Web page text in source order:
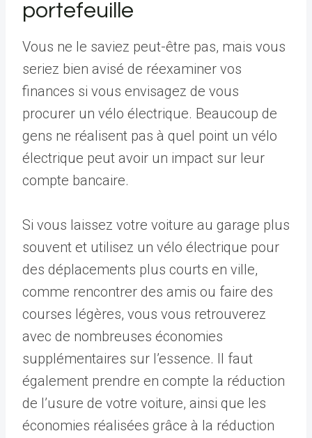
portefeuille
Vous ne le saviez peut-être pas, mais vous
seriez bien avisé de réexaminer vos
finances si vous envisagez de vous
procurer un vélo électrique. Beaucoup de
gens ne réalisent pas à quel point un vélo
électrique peut avoir un impact sur leur
compte bancaire.
Si vous laissez votre voiture au garage plus
souvent et utilisez un vélo électrique pour
des déplacements plus courts en ville,
comme rencontrer des amis ou faire des
courses légères, vous vous retrouverez
avec de nombreuses économies
supplémentaires sur l’essence. Il faut
également prendre en compte la réduction
de l’usure de votre voiture, ainsi que les
économies réalisées grâce à la réduction